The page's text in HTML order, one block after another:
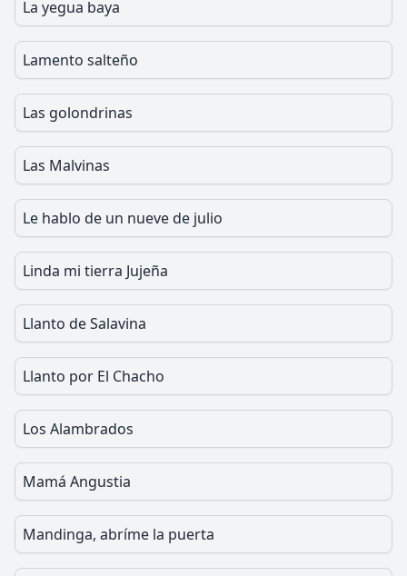
La yegua baya
Lamento salteño
Las golondrinas
Las Malvinas
Le hablo de un nueve de julio
Linda mi tierra Jujeña
Llanto de Salavina
Llanto por El Chacho
Los Alambrados
Mamá Angustia
Mandinga, abríme la puerta